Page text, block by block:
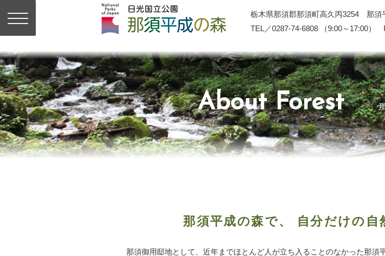
栃木県那須郡那須町高久丙3254 那須
TEL／0287-74-6808 （9:00～17:00）
About Forest
那須平成の森で、 自分だけの自
那須御用邸地として、近年までほとんど人が立ち入ることのなかった那